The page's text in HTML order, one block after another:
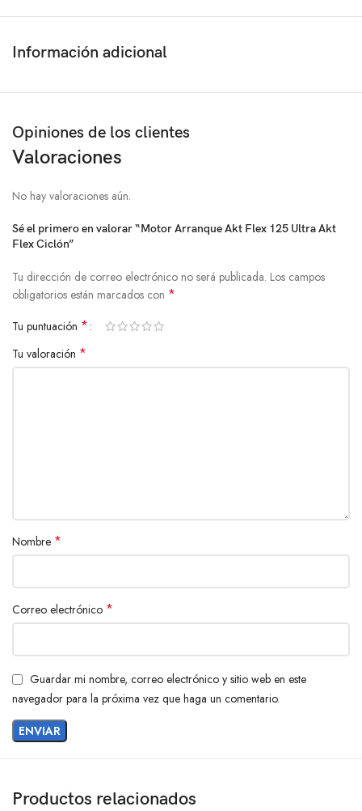
Información adicional
Opiniones de los clientes
Valoraciones
No hay valoraciones aún.
Sé el primero en valorar “Motor Arranque Akt Flex 125 Ultra Akt
Flex Ciclón”
Tu dirección de correo electrónico no será publicada. Los campos
obligatorios están marcados con *
Tu puntuación *
Tu valoración *
Nombre *
Correo electrónico *
Guardar mi nombre, correo electrónico y sitio web en este
navegador para la próxima vez que haga un comentario.
Productos relacionados